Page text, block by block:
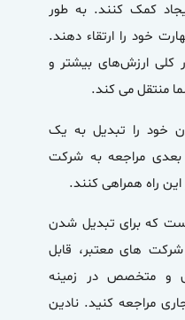
کمک کنند. به طور
خود را ارتقاء دهند.
کلی ارزش‌های بیشتر و
منتقل می کند.
خود را تبدیل به یک
بعدی مراجعه به شرکت
راه همراهی کنند.
که برای تبدیل شدن
های معتبر، قابل
و متخصص در زمینه
مراجعه کنید. نادین